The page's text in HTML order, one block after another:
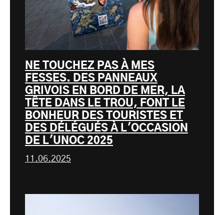
NE TOUCHEZ PAS À MES
FESSES. DES PANNEAUX
GRIVOIS EN BORD DE MER, LA
TÊTE DANS LE TROU, FONT LE
BONHEUR DES TOURISTES ET
DES DÉLÉGUÉS À L'OCCASION
DE L'UNOC 2025
11.06.2025